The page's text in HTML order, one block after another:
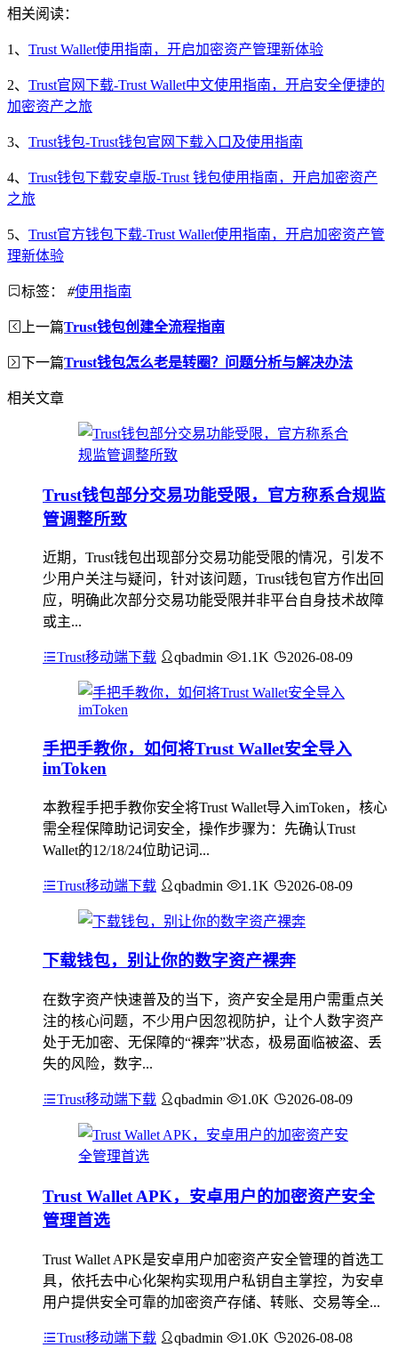
相关阅读：
1、 Trust Wallet使用指南，开启加密资产管理新体验
2、 Trust官网下载-Trust Wallet中文使用指南，开启安全便捷的
加密资产之旅
3、 Trust钱包-Trust钱包官网下载入口及使用指南
4、 Trust钱包下载安卓版-Trust 钱包使用指南，开启加密资产
之旅
5、 Trust官方钱包下载-Trust Wallet使用指南，开启加密资产管
理新体验
标签： #使用指南
上一篇Trust钱包创建全流程指南
下一篇Trust钱包怎么老是转圈？问题分析与解决办法
相关文章
Trust钱包部分交易功能受限，官方称系合规监
管调整所致
近期，Trust钱包出现部分交易功能受限的情况，引发不
少用户关注与疑问，针对该问题，Trust钱包官方作出回
应，明确此次部分交易功能受限并非平台自身技术故障
或主...
Trust移动端下载 qbadmin 1.1K 2026-08-09
手把手教你，如何将Trust Wallet安全导入
imToken
本教程手把手教你安全将Trust Wallet导入imToken，核心
需全程保障助记词安全，操作步骤为：先确认Trust
Wallet的12/18/24位助记词...
Trust移动端下载 qbadmin 1.1K 2026-08-09
下载钱包，别让你的数字资产裸奔
在数字资产快速普及的当下，资产安全是用户需重点关
注的核心问题，不少用户因忽视防护，让个人数字资产
处于无加密、无保障的“裸奔”状态，极易面临被盗、丢
失的风险，数字...
Trust移动端下载 qbadmin 1.0K 2026-08-09
Trust Wallet APK，安卓用户的加密资产安全
管理首选
Trust Wallet APK是安卓用户加密资产安全管理的首选工
具，依托去中心化架构实现用户私钥自主掌控，为安卓
用户提供安全可靠的加密资产存储、转账、交易等全...
Trust移动端下载 qbadmin 1.0K 2026-08-08